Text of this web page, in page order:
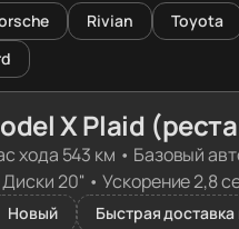
Rivian Toyota
X Plaid
хода 543 км • Базовый
Диски 20'' •Ускорение 2,8
Новый Быстрая доставка